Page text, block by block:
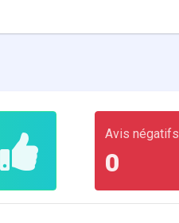
Avis négatifs
0